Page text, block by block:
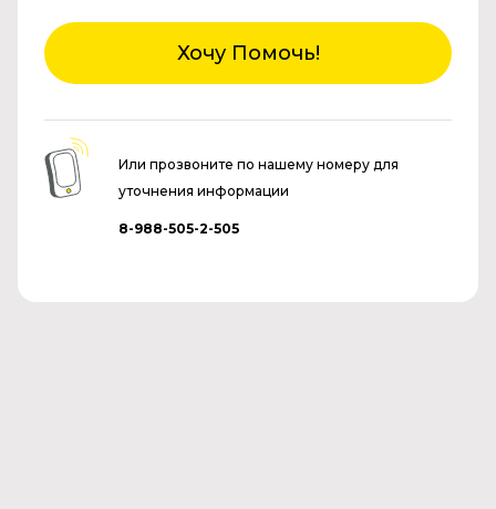
Хочу Помочь!
Или прозвоните по нашему номеру для
уточнения информации
8-988-505-2-505